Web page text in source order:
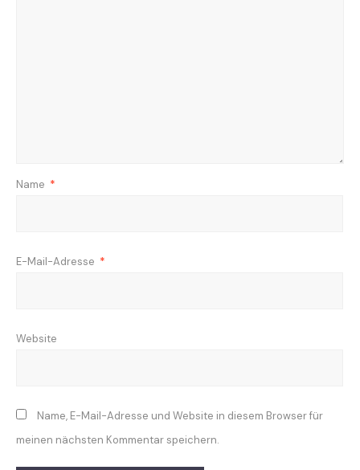
Name *
E-Mail-Adresse *
Website
Name, E-Mail-Adresse und Website in diesem Browser für
meinen nächsten Kommentar speichern.